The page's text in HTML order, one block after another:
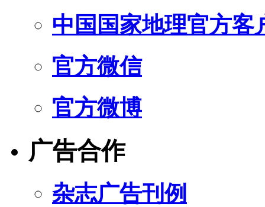
中国国家地理官方客
官方微信
官方微博
广告合作
杂志广告刊例